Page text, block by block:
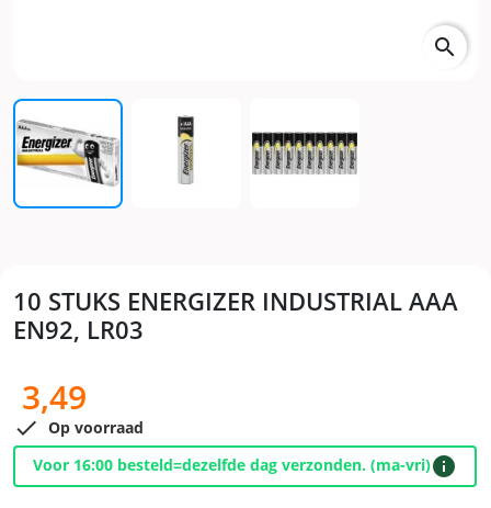
search
10 STUKS ENERGIZER INDUSTRIAL AAA
EN92, LR03
3,49
 Op voorraad
Voor 16:00 besteld=dezelfde dag verzonden. (ma-vri)info